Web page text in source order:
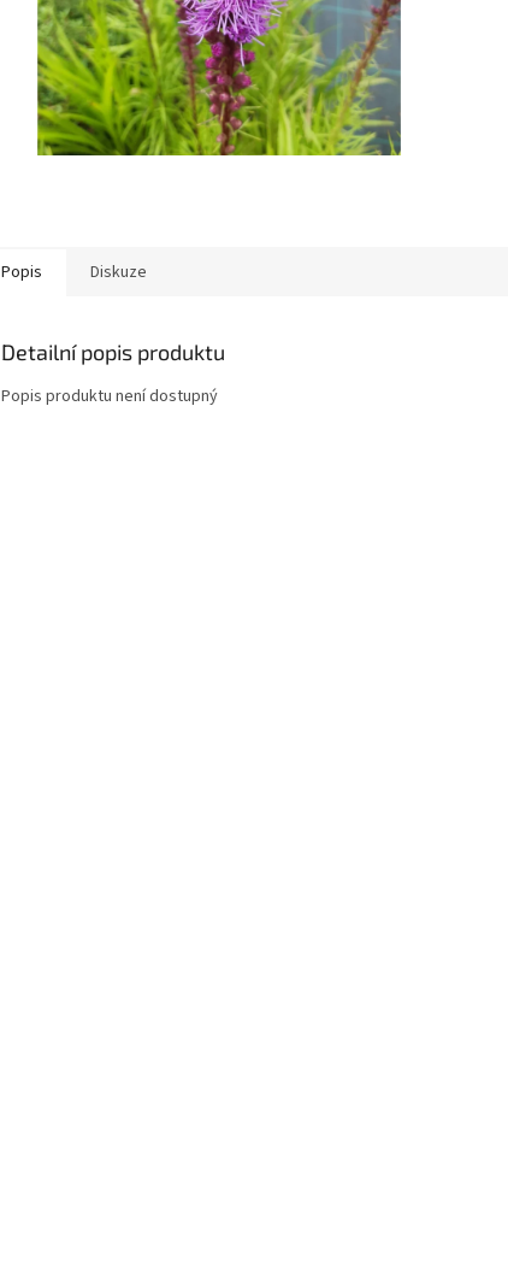
Popis Diskuze
Detailní popis produktu
Popis produktu není dostupný